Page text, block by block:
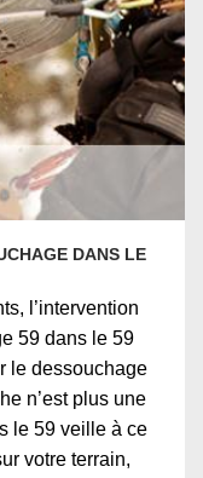
DANS LE
l’intervention
59 dans le 59
le dessouchage
n’est plus une
le 59 veille à ce
votre terrain,